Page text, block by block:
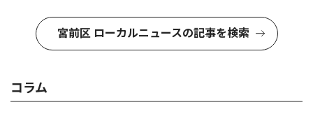
宮前区 ローカルニュースの記事を検索
コラム